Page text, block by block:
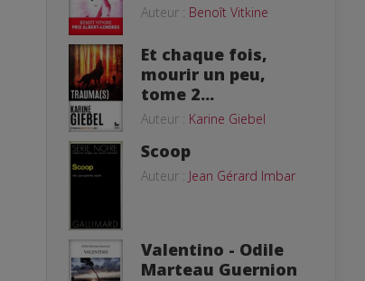
Auteur : Benoît Vitkine
Et chaque fois,
mourir un peu,
tome 2...
Auteur : Karine Giebel
Scoop
Auteur : Jean Gérard Imbar
Valentino - Odile
Marteau Guernion